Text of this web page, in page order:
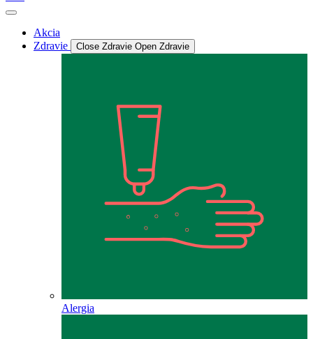
Akcia
Zdravie
Close Zdravie Open Zdravie
Alergia